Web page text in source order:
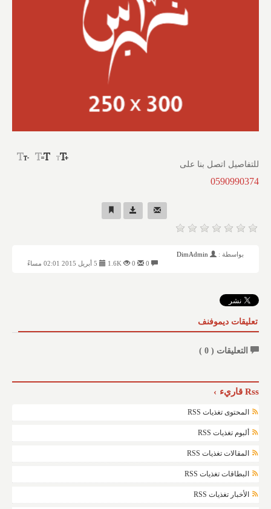
للتفاصيل اتصل بنا على
0590990374
بواسطة :
DimAdmin
1.6K
تعليقات ديموفنف
التعليقات ( 0
)
Rss قاريء
المحتوى تغذيات RSS
ألبوم تغذيات RSS
المقالات تغذيات RSS
البطاقات تغذيات RSS
الأخبار تغذيات RSS